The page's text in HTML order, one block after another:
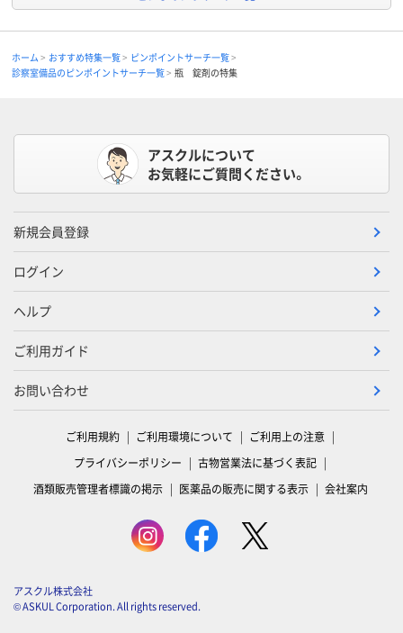
ホーム おすすめ特集一覧
ピンポイントサーチ一覧
診察室備品のピンポイントサーチ一覧
瓶 錠剤の特集
アスクルについて
お気軽にご質問ください。
新規会員登録
ログイン
ヘルプ
ご利用ガイド
お問い合わせ
ご利用規約 ご利用環境について
ご利用上の注意
プライバシーポリシー
古物営業法に基づく表記
酒類販売管理者標識の掲示
医薬品の販売に関する表示 会社案内
アスクル株式会社
© ASKUL Corporation. All rights reserved.